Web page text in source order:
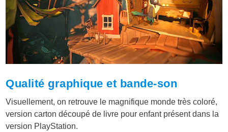
Qualité graphique et bande-son
Visuellement, on retrouve le magnifique monde très coloré,
version carton découpé de livre pour enfant présent dans la
version PlayStation.